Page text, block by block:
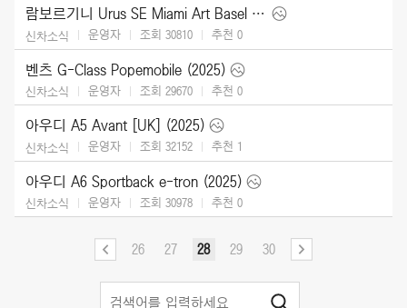
람보르기니 Urus SE Miami Art Basel (2024)
신차소식 운영자 조회 30810 추천 0
벤츠 G-Class Popemobile (2025)
신차소식 운영자 조회 29670 추천 0
아우디 A5 Avant [UK] (2025)
신차소식 운영자 조회 32152 추천 1
아우디 A6 Sportback e-tron (2025)
신차소식 운영자 조회 30978 추천 0
26 27 28 29 30